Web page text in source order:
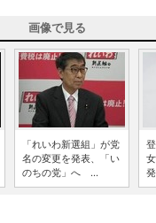
画像で見る
「れいわ新選組」が党
名の変更を発表、「い
のちの党」へ ...